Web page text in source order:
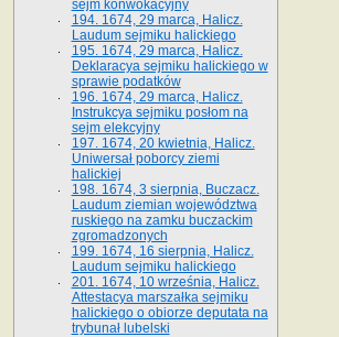
sejm konwokacyjny
194. 1674, 29 marca, Halicz.
Laudum sejmiku halickiego
195. 1674, 29 marca, Halicz.
Deklaracya sejmiku halickiego w
sprawie podatków
196. 1674, 29 marca, Halicz.
Instrukcya sejmiku posłom na
sejm elekcyjny
197. 1674, 20 kwietnia, Halicz.
Uniwersał poborcy ziemi
halickiej
198. 1674, 3 sierpnia, Buczacz.
Laudum ziemian województwa
ruskiego na zamku buczackim
zgromadzonych
199. 1674, 16 sierpnia, Halicz.
Laudum sejmiku halickiego
201. 1674, 10 września, Halicz.
Attestacya marszałka sejmiku
halickiego o obiorze deputata na
trybunał lubelski